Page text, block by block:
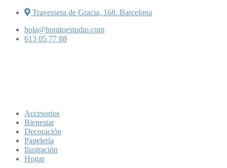
Travessera de Gracia, 168. Barcelona
hola@bonitoestudio.com
613 05 77 88
Accesorios
Bienestar
Decoración
Papelería
Ilustración
Hogar